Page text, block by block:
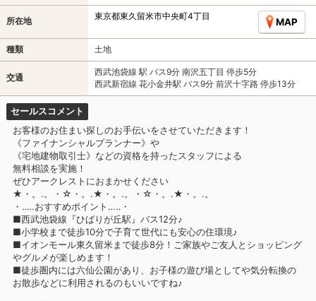
所在地 東京都東久留米市中央町4丁目
MAP
種類 土地
交通
西武池袋線 駅 バス9分 南沢五丁目 停歩5分
西武新宿線 花小金井駅 バス9分 前沢十字路 停歩13分
セールスコメント
お客様のお住まい探しのお手伝いをさせていただきます！
《ファイナンシャルプランナー》や
《宅地建物取引士》などの資格を持ったスタッフによる
無料相談を実施！
ぜひアークレストにおまかせください
★・。.。・☆・。.★・。.。・☆・。.★・。.。
・‥…おすすめポイント…‥・
■西武池袋線『ひばりが丘駅』バス12分♪
■小学校まで徒歩10分で子育て世代にも安心の住環境♪
■イオンモール東久留米まで徒歩8分！ご家族やご友人とショッピング
やグルメが楽しめます！
■徒歩圏内には六仙公園があり、お子様の遊び場としてや気分転換の
お散歩などに利用されるのもいいですね♪